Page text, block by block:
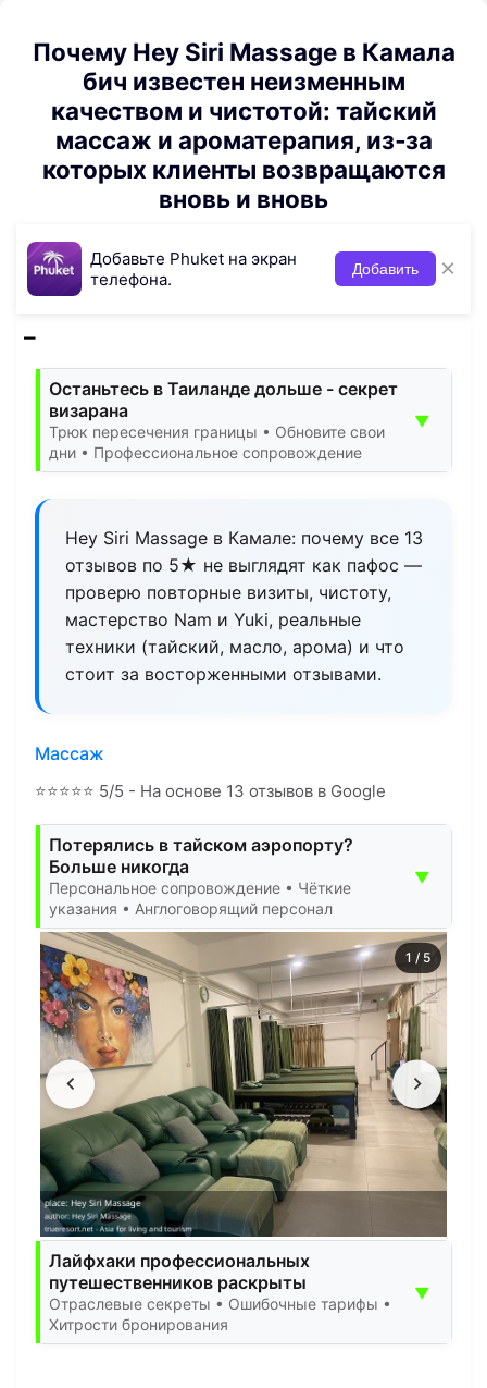
Почему Hey Siri Massage в Камала
бич известен неизменным
качеством и чистотой: тайский
массаж и ароматерапия, из‑за
которых клиенты возвращаются
вновь и вновь
Добавьте Phuket на экран
телефона.
Добавить ×
Останьтесь в Таиланде дольше - секрет
визарана
Трюк пересечения границы • Обновите свои
дни • Профессиональное сопровождение
▼
Hey Siri Massage в Камале: почему все 13
отзывов по 5★ не выглядят как пафос —
проверю повторные визиты, чистоту,
мастерство Nam и Yuki, реальные
техники (тайский, масло, арома) и что
стоит за восторженными отзывами.
Массаж
⭐⭐⭐⭐⭐ 5/5 - На основе 13 отзывов в Google
Потерялись в тайском аэропорту?
Больше никогда
Персональное сопровождение • Чёткие
указания • Англоговорящий персонал
▼
1 / 5
Лайфхаки профессиональных
путешественников раскрыты
Отраслевые секреты • Ошибочные тарифы •
Хитрости бронирования
▼